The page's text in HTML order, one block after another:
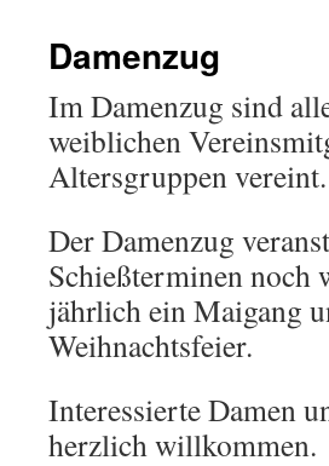
springen
Damenzug
Im Damenzug sind
weiblichen
Altersgruppen vereint.
Der Damenzug
Schießterminen noch
jährlich ein Maigang
Weihnachtsfeier.
Interessierte Damen
herzlich willkommen.